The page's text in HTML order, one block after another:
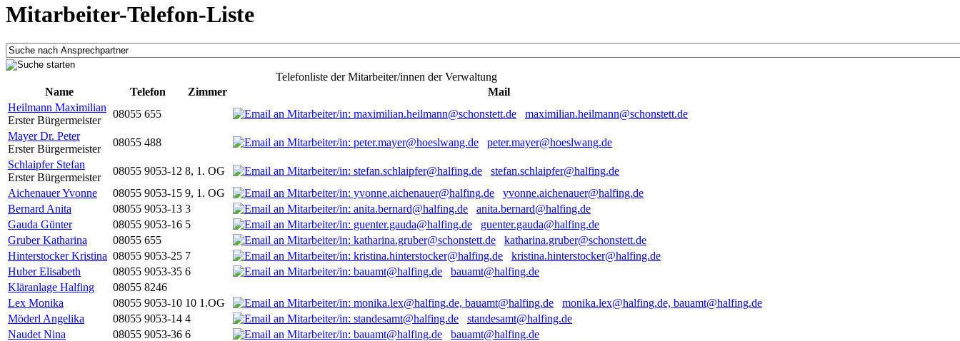
Mitarbeiter-Telefon-Liste
Telefonliste der Mitarbeiter/innen der Verwaltung
Name
Telefon Zimmer
Mail
Heilmann Maximilian
Erster Bürgermeister
08055 655
maximilian.heilmann@schonstett.de
Mayer Dr. Peter
Erster Bürgermeister
08055 488
peter.mayer@hoeslwang.de
Schlaipfer Stefan
Erster Bürgermeister
08055 9053-12 8, 1. OG
stefan.schlaipfer@halfing.de
Aichenauer Yvonne
08055 9053-15 9, 1. OG
yvonne.aichenauer@halfing.de
Bernard Anita
08055 9053-13 3
anita.bernard@halfing.de
Gauda Günter
08055 9053-16 5
guenter.gauda@halfing.de
Gruber Katharina
08055 655
katharina.gruber@schonstett.de
Hinterstocker Kristina 08055 9053-25 7
kristina.hinterstocker@halfing.de
Huber Elisabeth
08055 9053-35 6
bauamt@halfing.de
Kläranlage Halfing
08055 8246
Lex Monika
08055 9053-10 10 1.OG
monika.lex@halfing.de, bauamt@halfing.de
Möderl Angelika
08055 9053-14 4
standesamt@halfing.de
Naudet Nina
08055 9053-36 6
bauamt@halfing.de